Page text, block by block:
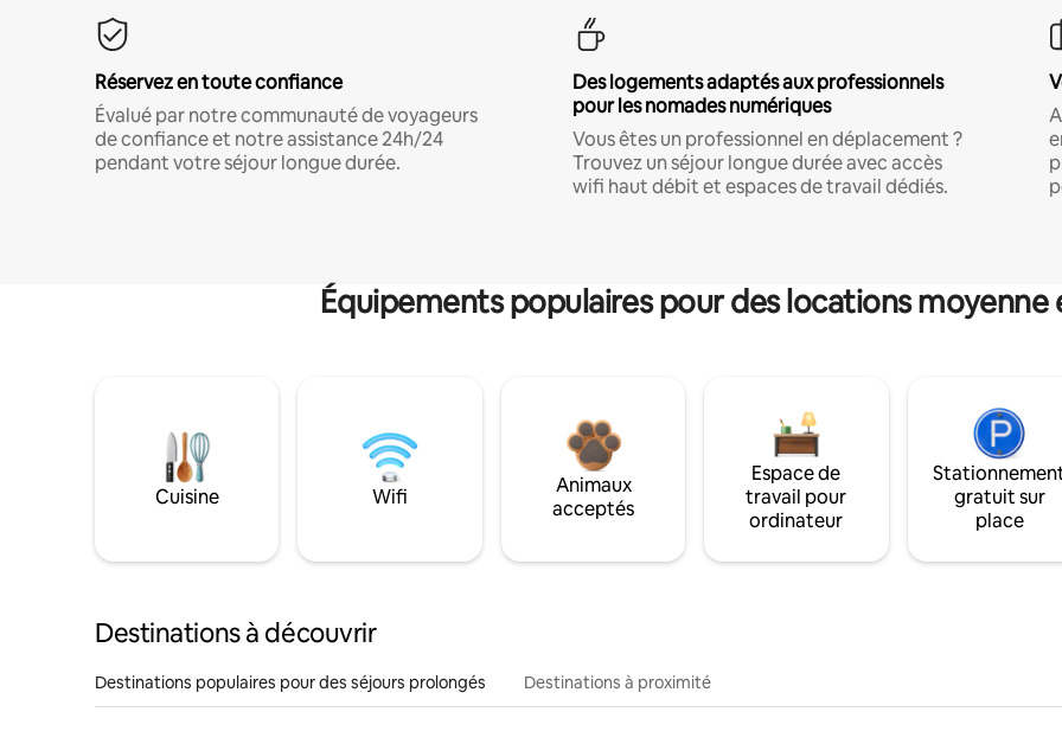
Réservez en toute confiance
Évalué par notre communauté de voyageurs
de confiance et notre assistance 24h/24
pendant votre séjour longue durée.
Des logements adaptés aux professionnels
pour les nomades numériques
Vous êtes un professionnel en déplacement ?
Trouvez un séjour longue durée avec accès
wifi haut débit et espaces de travail dédiés.
Équipements populaires pour des locations
Cuisine Wifi
Animaux
acceptés
Espace de
travail pour
ordinateur
gratuit sur
place
Destinations à découvrir
Destinations populaires pour des séjours prolongés Destinations à proximité